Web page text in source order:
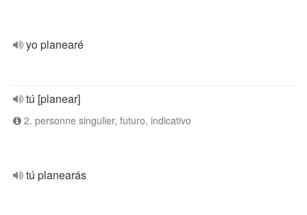
yo planearé
tú [planear]
2. personne singulier, futuro, indicativo
tú planearás